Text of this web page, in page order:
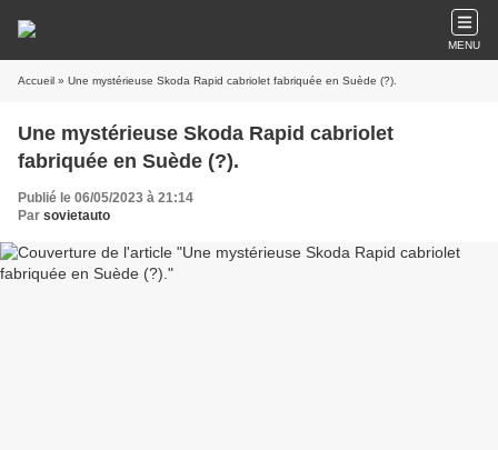
MENU
Accueil » Une mystérieuse Skoda Rapid cabriolet fabriquée en Suède (?).
Une mystérieuse Skoda Rapid cabriolet
fabriquée en Suède (?).
Publié le 06/05/2023 à 21:14
Par sovietauto